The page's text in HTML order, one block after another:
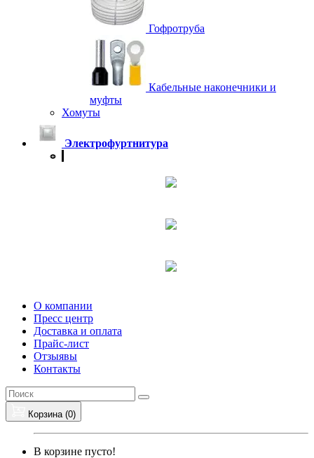
Гофротруба
Кабельные наконечники и
муфты
Хомуты
Электрофуртнитура
О компании
Пресс центр
Доставка и оплата
Прайс-лист
Отзыявы
Контакты
Корзина (0)
В корзине пусто!